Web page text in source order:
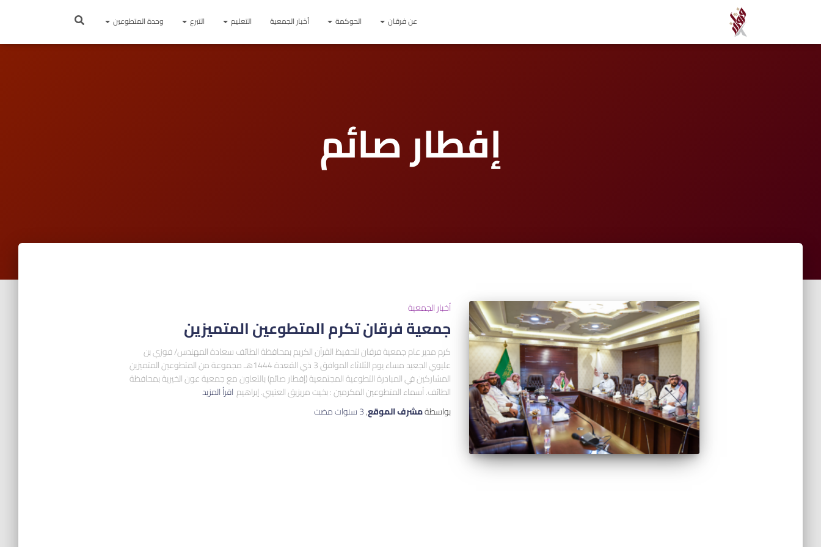
عن فرقان الحوكمة أخبار الجمعية التعليم التبرع وحدة المتطوعين
إفطار صائم
أخبار الجمعية
جمعية فرقان تكرم المتطوعين المتميزين
كرم مدير عام جمعية فرقان لتحفيظ القرآن الكريم بمحافظة الطائف سعادة المهندس/ فوزي بن
عليوي الجعيد مساء يوم الثلاثاء الموافق 3 ذي القعدة 1444هـ مجموعة من المتطوعين المتميزين
المشاركين في المبادرة التطوعية المجتمعية (إفطار صائم) بالتعاون مع جمعية عون الخيرية بمحافظة
الطائف. أسماء المتطوعين المكرمين : بخيت مريزيق العتيبي. إبراهيم اقرأ المزيد
بواسطةمشرف الموقع,3 سنوات مضت